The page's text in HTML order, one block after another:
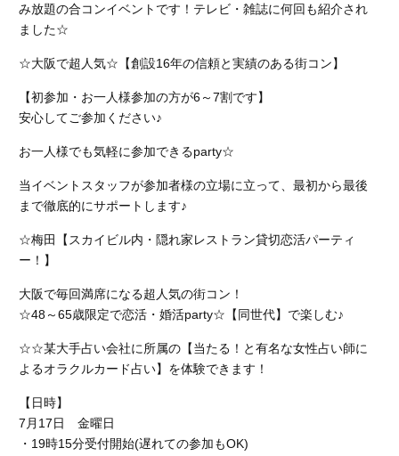
み放題の合コンイベントです！テレビ・雑誌に何回も紹介され
ました☆
☆大阪で超人気☆【創設16年の信頼と実績のある街コン】
【初参加・お一人様参加の方が6～7割です】
安心してご参加ください♪
お一人様でも気軽に参加できるparty☆
当イベントスタッフが参加者様の立場に立って、最初から最後
まで徹底的にサポートします♪
☆梅田【スカイビル内・隠れ家レストラン貸切恋活パーティ
ー！】
大阪で毎回満席になる超人気の街コン！
☆48～65歳限定で恋活・婚活party☆【同世代】で楽しむ♪
☆☆某大手占い会社に所属の【当たる！と有名な女性占い師に
よるオラクルカード占い】を体験できます！
【日時】
7月17日 金曜日
・19時15分受付開始(遅れての参加もOK)